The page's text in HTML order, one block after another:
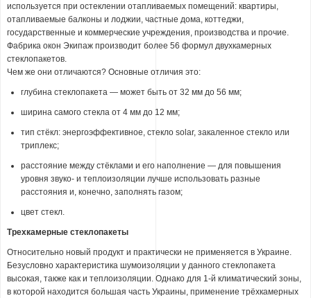
используется при остеклении отапливаемых помещений: квартиры,
отапливаемые балконы и лоджии, частные дома, коттеджи,
государственные и коммерческие учреждения, производства и прочие.
Фабрика окон Экипаж производит более 56 формул двухкамерных
стеклопакетов.
Чем же они отличаются? Основные отличия это:
глубина стеклопакета — может быть от 32 мм до 56 мм;
ширина самого стекла от 4 мм до 12 мм;
тип стёкл: энергоэффективное, стекло solar, закаленное стекло или
триплекс;
расстояние между стёклами и его наполнение — для повышения
уровня звуко- и теплоизоляции лучше использовать разные
расстояния и, конечно, заполнять газом;
цвет стекл.
Трехкамерные стеклопакеты
Относительно новый продукт и практически не применяется в Украине.
Безусловно характеристика шумоизоляции у данного стеклопакета
высокая, также как и теплоизоляции. Однако для 1-й климатический зоны,
в которой находится большая часть Украины, применение трёхкамерных